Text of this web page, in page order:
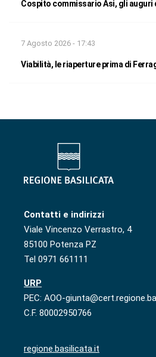
Cospito commissario Asi, gli auguri
7 Agosto 2026 - 17:43
Viabilità, le riaperture prima di
Contatti e indirizzi
Viale Vincenzo Verrastro, 4
85100 Potenza PZ
Tel 0971 661111
URP
PEC: AOO-
C.F. 80002950766
regione.basilicata.it